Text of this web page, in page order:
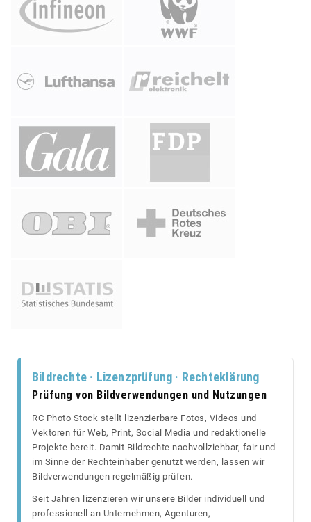
Bildrechte · Lizenzprüfung · Rechteklärung
Prüfung von Bildverwendungen und Nutzungen
RC Photo Stock stellt lizenzierbare Fotos, Videos und
Vektoren für Web, Print, Social Media und redaktionelle
Projekte bereit. Damit Bildrechte nachvollziehbar, fair und
im Sinne der Rechteinhaber genutzt werden, lassen wir
Bildverwendungen regelmäßig prüfen.
Seit Jahren lizenzieren wir unsere Bilder individuell und
professionell an Unternehmen, Agenturen,